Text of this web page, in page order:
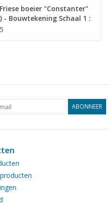
boeier "Constanter"
- Bouwtekening Schaal 1 :
ABONNEER